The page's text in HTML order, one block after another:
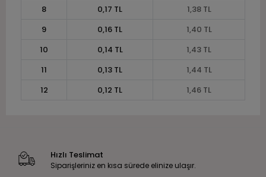
8
0,17 TL
1,38 TL
9
0,16 TL
1,40 TL
10
0,14 TL
1,43 TL
11
0,13 TL
1,44 TL
12
0,12 TL 1,46 TL
Hızlı Teslimat
Siparişleriniz en kısa sürede elinize ulaşır.